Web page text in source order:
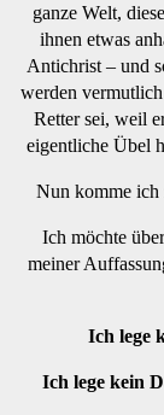
ganze Welt,
ihnen etwas
Antichrist – und
werden
Retter sei, weil
eigentliche Übel
Nun komme ich
Ich möchte
meiner
Ich lege
Ich lege kein